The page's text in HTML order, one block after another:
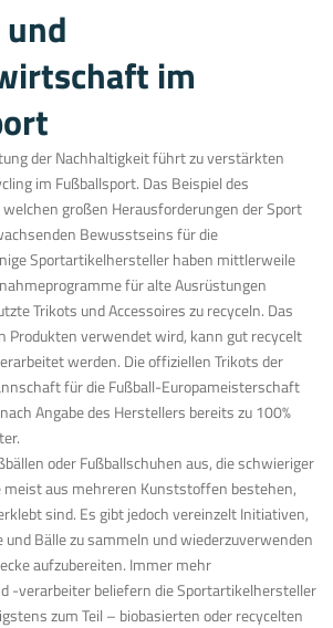
im
der Nachhaltigkeit führt zu verstärkten
im Fußballsport. Das Beispiel des
großen Herausforderungen der Sport
Bewusstseins für die
Sportartikelhersteller haben mittlerweile
für alte Ausrüstungen
Trikots und Accessoires zu recyceln. Das
Produkten verwendet wird, kann gut recycelt
werden. Die offiziellen Trikots der
für die Fußball-Europameisterschaft
Angabe des Herstellers bereits zu 100%
oder Fußballschuhen aus, die schwieriger
meist aus mehreren Kunststoffen bestehen,
sind. Es gibt jedoch vereinzelt Initiativen,
und Bälle zu sammeln und wiederzuverwenden
aufzubereiten. Immer mehr
-verarbeiter beliefern die Sportartikelhersteller
zum Teil – biobasierten oder recycelten